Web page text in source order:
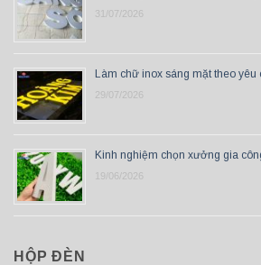
31/07/2026
Làm chữ inox sáng mặt theo yêu
29/07/2026
Kinh nghiệm chọn xưởng gia
19/06/2026
HỘP ĐÈN